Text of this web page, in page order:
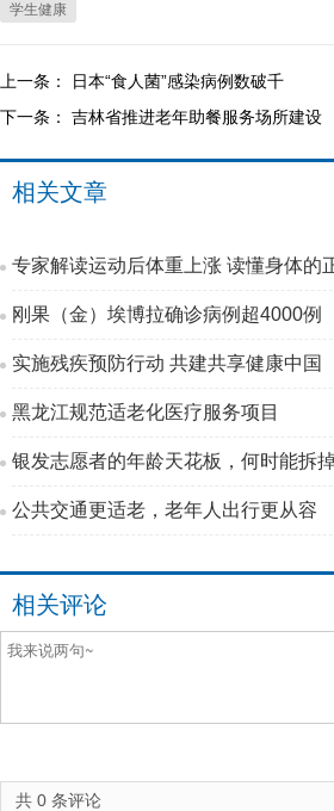
学生健康
上一条：
日本“食人菌”感染病例数破千
下一条： 吉林省推进老年助餐服务场所建设
相关文章
专家解读运动后体重上涨 读懂身体的
刚果（金）埃博拉确诊病例超4000例
实施残疾预防行动 共建共享健康中国
黑龙江规范适老化医疗服务项目
银发志愿者的年龄天花板，何时能拆
公共交通更适老，老年人出行更从容
相关评论
共 0 条评论